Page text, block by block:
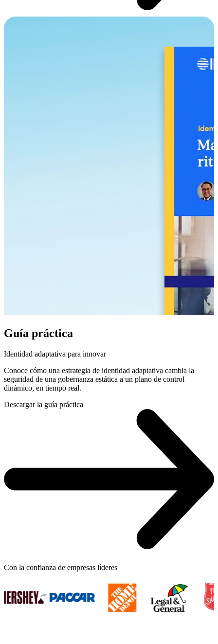
Guía práctica
Identidad adaptativa para innovar
Conoce cómo una estrategia de identidad adaptativa cambia la
seguridad de una gobernanza estática a un plano de control
dinámico, en tiempo real.
Descargar la guía práctica
Con la confianza de empresas líderes